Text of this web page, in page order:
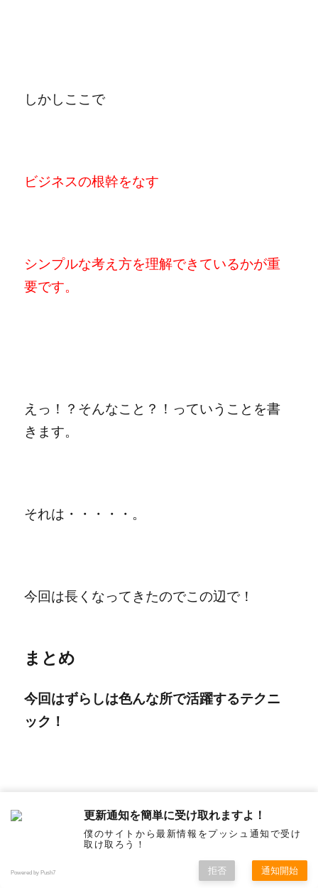
しかしここで
ビジネスの根幹をなす
シンプルな考え方を理解できているかが重
要です。
えっ！？そんなこと？！っていうことを書
きます。
それは・・・・・。
今回は長くなってきたのでこの辺で！
まとめ
今回はずらしは色んな所で活躍するテクニ
ック！
えられる！！
更新通知を簡単に受け取れますよ！
僕のサイトから最新情報をプッシュ通知で受け
取け取ろう！
Powered by Push7 拒否 通知開始